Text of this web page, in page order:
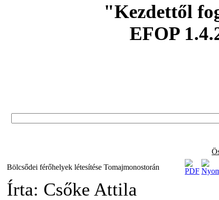
"Kezdettől
EFOP
Bölcsődei férőhelyek létesítése Tomajmonostorán
Írta: Csőke Attila